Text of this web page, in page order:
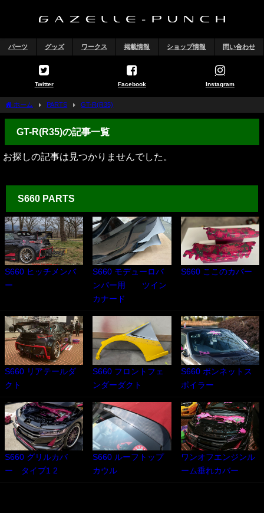
パーツ グッズ ワークス 掲載情報 ショップ情報 問い合わせ
Twitter Facebook Instagram
ホーム PARTS GT-R(R35)
GT-R(R35)の記事一覧
お探しの記事は見つかりませんでした。
S660 PARTS
S660 ヒッチメンバ
ー
S660 モデューロバ
ンパー用 ツイン
カナード
S660 ここのカバー
S660 リアテールダ
クト
S660 フロントフェ
ンダーダクト
S660 ボンネットス
ポイラー
S660 グリルカバ
ー タイプ1 2
S660 ルーフトップ
カウル
ワンオフエンジンル
ーム垂れカバー